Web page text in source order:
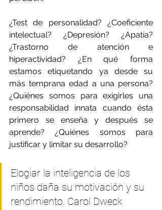
¿Test de personalidad? ¿Coeficiente
intelectual? ¿Depresión? ¿Apatía?
¿Trastorno de atención e
hiperactividad? ¿En qué forma
estamos etiquetando ya desde su
más temprana edad a una persona?
¿Quiénes somos para exigirles una
responsabilidad innata cuando ésta
primero se enseña y después se
aprende? ¿Quiénes somos para
justificar y limitar su desarrollo?
Elogiar la inteligencia de los
niños daña su motivación y su
rendimiento. Carol Dweck